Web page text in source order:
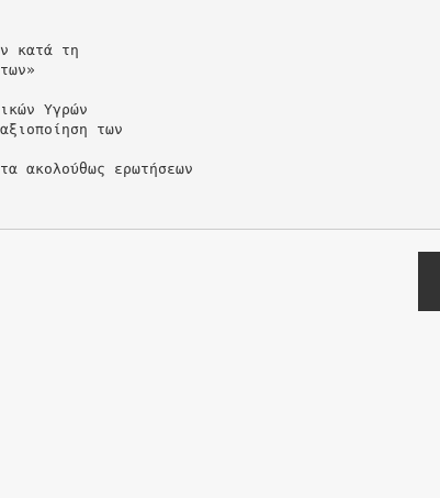
κατά τη
Υγρών
των
ακολούθως ερωτήσεων